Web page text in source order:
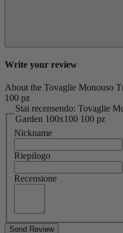
Write your review
About the Tovaglie Monouso
100 pz
Stai recensendo: Tovaglie Monouso TnT Airlaid Mono
Garden 100x100 100 pz
Nickname
Riepilogo
Recensione
Send Review